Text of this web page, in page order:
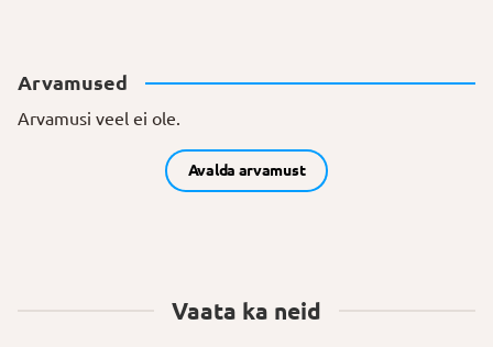
Arvamused
Arvamusi veel ei ole.
Avalda arvamust
Vaata ka neid